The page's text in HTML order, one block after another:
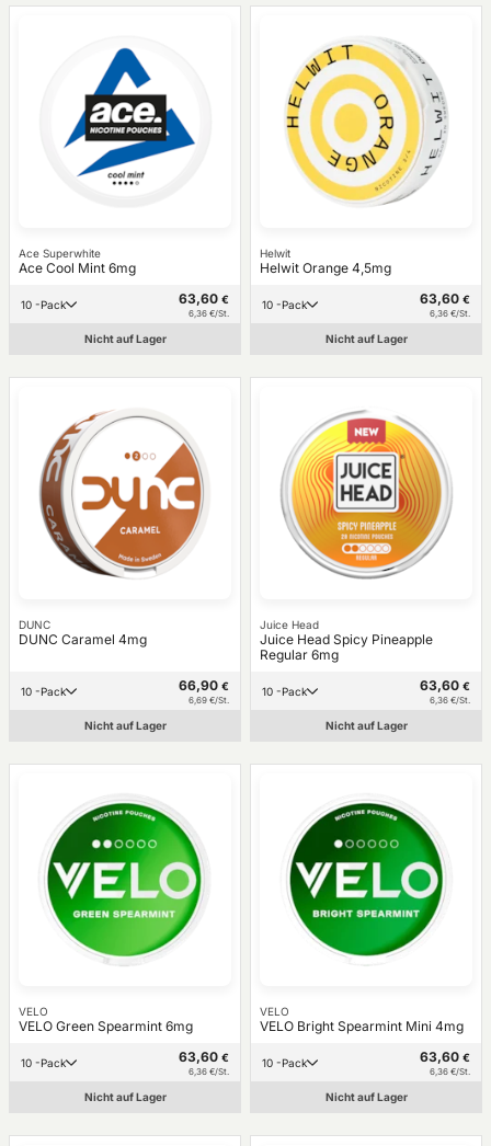
Ace Superwhite
Ace Cool Mint 6mg
10 -Pack 63,60 €
6,36 €/St.
Nicht auf Lager
Helwit
Helwit Orange 4,5mg
10 -Pack 63,60 €
6,36 €/St.
Nicht auf Lager
DUNC
DUNC Caramel 4mg
10 -Pack 66,90 €
6,69 €/St.
Nicht auf Lager
Juice Head
Juice Head Spicy Pineapple
Regular 6mg
10 -Pack 63,60 €
6,36 €/St.
Nicht auf Lager
VELO
VELO Green Spearmint 6mg
10 -Pack 63,60 €
6,36 €/St.
Nicht auf Lager
VELO
VELO Bright Spearmint Mini 4mg
10 -Pack 63,60 €
6,36 €/St.
Nicht auf Lager